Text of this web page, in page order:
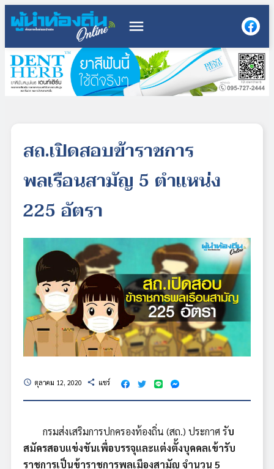
menu
สถ.เปิดสอบข้าราชการ
พลเรือนสามัญ 5 ตำแหน่ง
225 อัตรา
schedule ตุลาคม 12, 2020 share แชร์
กรมส่งเสริมการปกครองท้องถิ่น (สถ.) ประกาศ รับ
สมัครสอบแข่งขันเพื่อบรรจุและแต่งตั้งบุคคลเข้ารับ
ราชการเป็นข้าราชการพลเมืองสามัญ จำนวน 5